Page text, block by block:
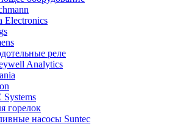
Electronics
реле
Analytics
Systems
горелок
насосы Suntec